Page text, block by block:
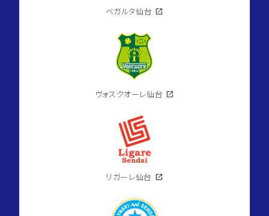
ベガルタ仙台 open_in_new
ヴォスクオーレ仙台 open_in_new
リガーレ仙台 open_in_new